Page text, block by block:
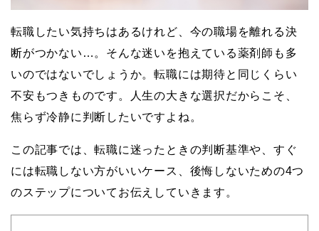
転職したい気持ちはあるけれど、今の職場を離れる決
断がつかない…。そんな迷いを抱えている薬剤師も多
いのではないでしょうか。転職には期待と同じくらい
不安もつきものです。人生の大きな選択だからこそ、
焦らず冷静に判断したいですよね。
この記事では、転職に迷ったときの判断基準や、すぐ
には転職しない方がいいケース、後悔しないための4つ
のステップについてお伝えしていきます。